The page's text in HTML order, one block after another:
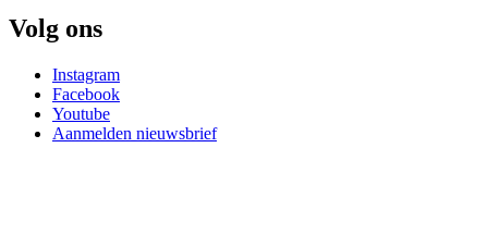
Volg ons
Instagram
Facebook
Youtube
Aanmelden nieuwsbrief